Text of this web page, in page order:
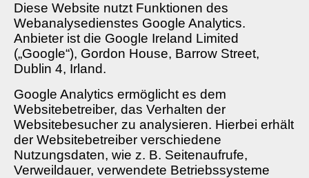
Diese Website nutzt Funktionen des
Webanalysedienstes Google Analytics.
Anbieter ist die Google Ireland Limited
(„Google“), Gordon House, Barrow Street,
Dublin 4, Irland.
Google Analytics ermöglicht es dem
Websitebetreiber, das Verhalten der
Websitebesucher zu analysieren. Hierbei erhält
der Websitebetreiber verschiedene
Nutzungsdaten, wie z. B. Seitenaufrufe,
Verweildauer, verwendete Betriebssysteme